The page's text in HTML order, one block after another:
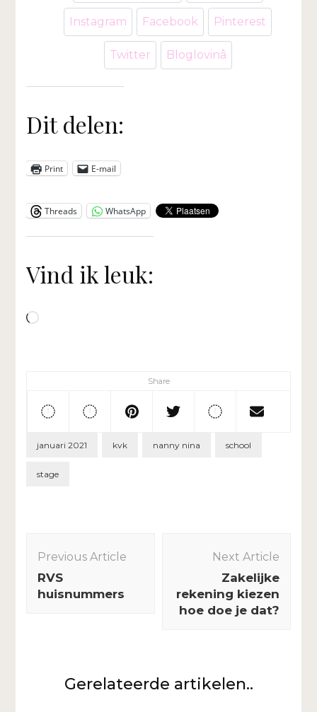
Share
Instagram Facebook Pinterest
Twitter Bloglovinâ
Dit delen:
Print E-mail
Threads WhatsApp
Vind ik leuk:
Aan
januari 2021 kvk nanny nina school
stage
Navigation
Previous Article
RVS
huisnummers
Next Article
Zakelijke
rekening kiezen
hoe doe je dat?
Gerelateerde artikelen..